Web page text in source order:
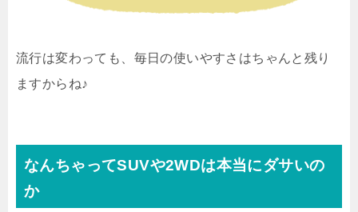
流行は変わっても、毎日の使いやすさはちゃんと残り
ますからね♪
なんちゃってSUVや2WDは本当にダサいの
か